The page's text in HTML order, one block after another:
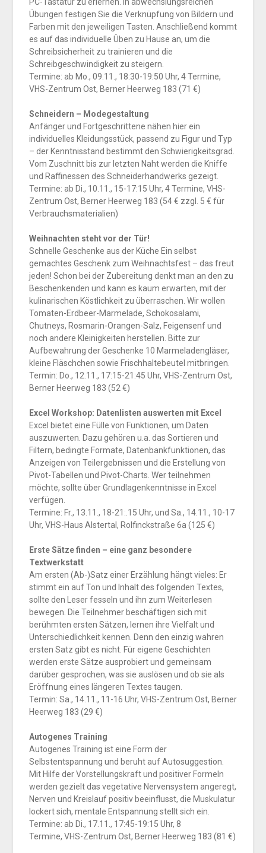
Übungen festigen Sie die Verknüpfung von Bildern und
Farben mit den jeweiligen Tasten. Anschließend kommt
es auf das individuelle Üben zu Hause an, um die
Schreibsicherheit zu trainieren und die
Schreibgeschwindigkeit zu steigern.
Termine: ab Mo., 09.11., 18:30-19:50 Uhr, 4 Termine,
VHS-Zentrum Ost, Berner Heerweg 183 (71 €)
Schneidern – Modegestaltung
Anfänger und Fortgeschrittene nähen hier ein
individuelles Kleidungsstück, passend zu Figur und Typ
– der Kenntnisstand bestimmt den Schwierigkeitsgrad.
Vom Zuschnitt bis zur letzten Naht werden die Kniffe
und Raffinessen des Schneiderhandwerks gezeigt.
Termine: ab Di., 10.11., 15-17:15 Uhr, 4 Termine, VHS-
Zentrum Ost, Berner Heerweg 183 (54 € zzgl. 5 € für
Verbrauchsmaterialien)
Weihnachten steht vor der Tür!
Schnelle Geschenke aus der Küche Ein selbst
gemachtes Geschenk zum Weihnachtsfest – das freut
jeden! Schon bei der Zubereitung denkt man an den zu
Beschenkenden und kann es kaum erwarten, mit der
kulinarischen Köstlichkeit zu überraschen. Wir wollen
Tomaten-Erdbeer-Marmelade, Schokosalami,
Chutneys, Rosmarin-Orangen-Salz, Feigensenf und
noch andere Kleinigkeiten herstellen. Bitte zur
Aufbewahrung der Geschenke 10 Marmeladengläser,
kleine Fläschchen sowie Frischhaltebeutel mitbringen.
Termin: Do., 12.11., 17:15-21:45 Uhr, VHS-Zentrum Ost,
Berner Heerweg 183 (52 €)
Excel Workshop: Datenlisten auswerten mit Excel
Excel bietet eine Fülle von Funktionen, um Daten
auszuwerten. Dazu gehören u.a. das Sortieren und
Filtern, bedingte Formate, Datenbankfunktionen, das
Anzeigen von Teilergebnissen und die Erstellung von
Pivot-Tabellen und Pivot-Charts. Wer teilnehmen
möchte, sollte über Grundlagenkenntnisse in Excel
verfügen.
Termine: Fr., 13.11., 18-21:.15 Uhr, und Sa., 14.11., 10-17
Uhr, VHS-Haus Alstertal, Rolfinckstraße 6a (125 €)
Erste Sätze finden – eine ganz besondere
Textwerkstatt
Am ersten (Ab-)Satz einer Erzählung hängt vieles: Er
stimmt ein auf Ton und Inhalt des folgenden Textes,
sollte den Leser fesseln und ihn zum Weiterlesen
bewegen. Die Teilnehmer beschäftigen sich mit
berühmten ersten Sätzen, lernen ihre Vielfalt und
Unterschiedlichkeit kennen. Denn den einzig wahren
ersten Satz gibt es nicht. Für eigene Geschichten
werden erste Sätze ausprobiert und gemeinsam
darüber gesprochen, was sie auslösen und ob sie als
Eröffnung eines längeren Textes taugen.
Termin: Sa., 14.11., 11-16 Uhr, VHS-Zentrum Ost, Berner
Heerweg 183 (29 €)
Autogenes Training
Autogenes Training ist eine Form der
Selbstentspannung und beruht auf Autosuggestion.
Mit Hilfe der Vorstellungskraft und positiver Formeln
werden gezielt das vegetative Nervensystem angeregt,
Nerven und Kreislauf positiv beeinflusst, die Muskulatur
lockert sich, mentale Entspannung stellt sich ein.
Termine: ab Di., 17.11., 17:45-19:15 Uhr, 8
Termine, VHS-Zentrum Ost, Berner Heerweg 183 (81 €)